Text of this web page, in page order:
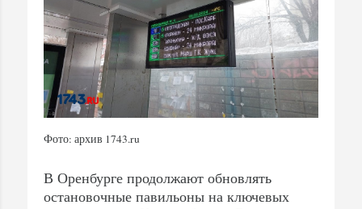
Фото: архив 1743.ru
В Оренбурге продолжают обновлять
остановочные павильоны на ключевых